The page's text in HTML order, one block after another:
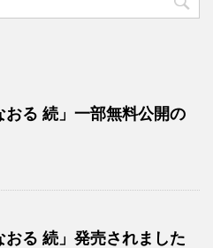
おる 続」一部無料公開の
おる 続」発売されました